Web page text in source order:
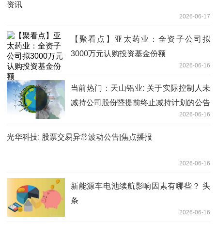
资讯
2026-06-17
【聚看点】亚太药业：全资子公司拟
3000万元认购投资基金份额
2026-06-16
当前热门：天山铝业: 关于实际控制人未
减持公司股份暨提前终止减持计划的公告
2026-06-16
光华科技: 股票交易异常波动公告|焦点播报
2026-06-16
新能源车电池续航影响因素有哪些？ 头
条
2026-06-16